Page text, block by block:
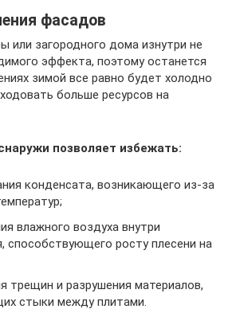
фасадов
или загородного дома изнутри не
эффекта, поэтому останется
зимой все равно будет холодно
больше ресурсов на
позволяет избежать:
конденсата, возникающего из-за
влажного воздуха внутри
способствующего росту плесени на
трещин и разрушения материалов,
стыки между плитами.